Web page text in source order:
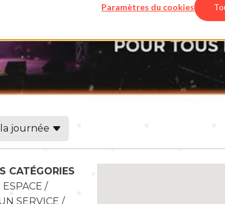
Paramètres du cookies
journée
CATÉGORIES
/
SERVICE /